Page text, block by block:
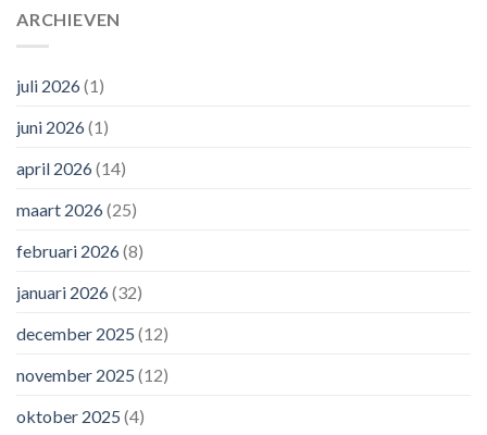
ARCHIEVEN
juli 2026(1)
juni 2026(1)
april 2026(14)
maart 2026(25)
februari 2026(8)
januari 2026(32)
december 2025 (12)
november 2025 (12)
oktober 2025 (4)